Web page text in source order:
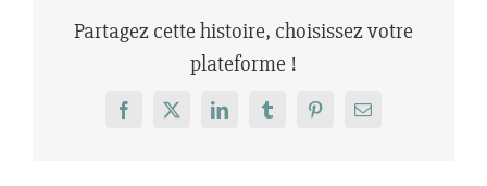
Partagez cette histoire, choisissez votre
plateforme !
Facebook
X LinkedInTumblrPinterestEmail